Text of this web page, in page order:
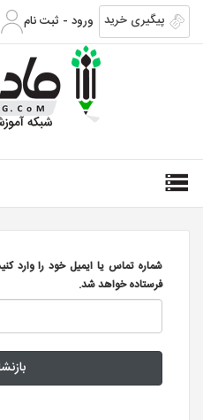
پیگیری خرید ورود - ثبت نام
شماره تماس یا ایمیل خود را وارد
فرستاده خواهد شد.